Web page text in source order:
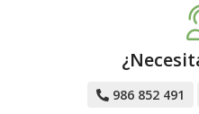
986 852 491